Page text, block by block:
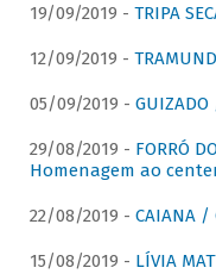
19/09/2019 - TRIPA
12/09/2019 -
05/09/2019 -
29/08/2019 - FORRÓ
Homenagem ao
22/08/2019 - CAIANA
15/08/2019 - LÍVIA